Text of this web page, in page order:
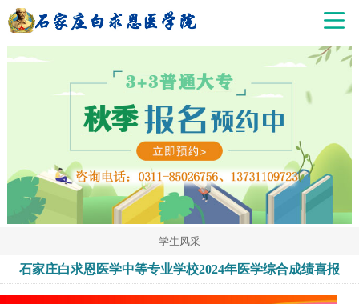
学生风采
石家庄白求恩医学中等专业学校2024年医学综合成绩喜报